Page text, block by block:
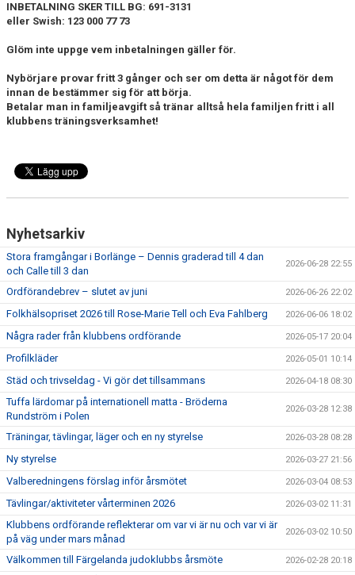
INBETALNING SKER TILL BG: 691-3131
eller Swish: 123 000 77 73
Glöm inte uppge vem inbetalningen gäller för.
Nybörjare provar fritt 3 gånger och ser om detta är något för dem
innan de bestämmer sig för att börja.
Betalar man in familjeavgift så tränar alltså hela familjen fritt i all
klubbens träningsverksamhet!
Nyhetsarkiv
Stora framgångar i Borlänge – Dennis graderad till 4 dan
och Calle till 3 dan
2026-06-28 22:55
Ordförandebrev – slutet av juni 2026-06-26 22:02
Folkhälsopriset 2026 till Rose-Marie Tell och Eva Fahlberg 2026-06-06 18:02
Några rader från klubbens ordförande 2026-05-17 20:04
Profilkläder 2026-05-01 10:14
Städ och trivseldag - Vi gör det tillsammans 2026-04-18 08:30
Tuffa lärdomar på internationell matta - Bröderna
Rundström i Polen
2026-03-28 12:38
Träningar, tävlingar, läger och en ny styrelse 2026-03-28 08:28
Ny styrelse 2026-03-27 21:56
Valberedningens förslag inför årsmötet 2026-03-04 08:53
Tävlingar/aktiviteter vårterminen 2026 2026-03-02 11:31
Klubbens ordförande reflekterar om var vi är nu och var vi är
på väg under mars månad
2026-03-02 10:50
Välkommen till Färgelanda judoklubbs årsmöte 2026-02-28 20:18